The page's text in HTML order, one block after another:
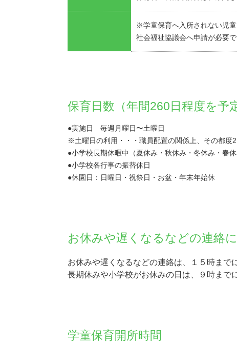
※学童保育へ入所されない児
社会福祉協議会へ申請が必要で
保育日数（年間260日程度を予
●実施日 毎週月曜日〜土曜日
※土曜日の利用・・・職員配置の関係上、その都度
●小学校長期休暇中（夏休み・秋休み・冬休み・春
●小学校各行事の振替休日
●休園日：日曜日・祝祭日・お盆・年末年始休
お休みや遅くなるなどの連絡
お休みや遅くなるなどの連絡は、１５時まで
長期休みや小学校がお休みの日は、９時まで
学童保育開所時間